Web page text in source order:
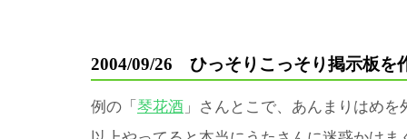
2004/09/26 ひっそりこっそり掲示板を
例の「 琴花酒 」さんとこで、あんまりはめ